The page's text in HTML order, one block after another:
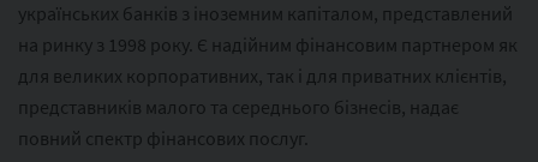
українських банків з іноземним капіталом, представлений
на ринку з 1998 року. Є надійним фінансовим партнером як
для великих корпоративних, так і для приватних клієнтів,
представників малого та середнього бізнесів, надає
повний спектр фінансових послуг.